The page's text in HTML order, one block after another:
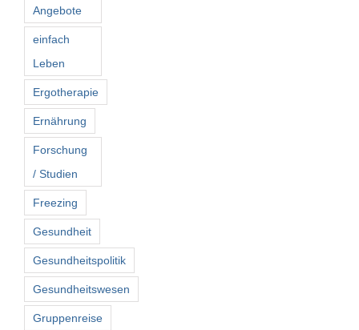
Angebote
einfach
Leben
Ergotherapie
Ernährung
Forschung
/ Studien
Freezing
Gesundheit
Gesundheitspolitik
Gesundheitswesen
Gruppenreise